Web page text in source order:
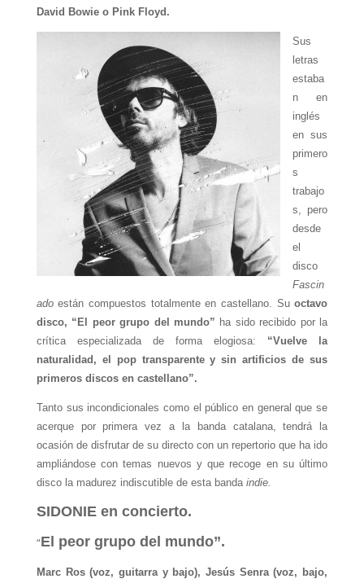
David Bowie o Pink Floyd.
Sus
letras
estaba
n en
inglés
en sus
primero
s
trabajo
s, pero
desde
el
disco
Fascin
adoestán compuestos totalmente en castellano. Suoctavo
disco, “El peor grupo del mundo” ha sido recibido por la
crítica especializada de forma elogiosa: “Vuelve la
naturalidad, el pop transparente y sin artificios de sus
primeros discos en castellano”.
Tanto sus incondicionales como el público en general que se
acerque por primera vez a la banda catalana, tendrá la
ocasión de disfrutar de su directo con un repertorio que ha ido
ampliándose con temas nuevos y que recoge en su último
disco la madurez indiscutible de esta banda indie.
SIDONIE en concierto.
“El peor grupo del mundo”.
Marc Ros (voz, guitarra y bajo), Jesús Senra (voz, bajo,